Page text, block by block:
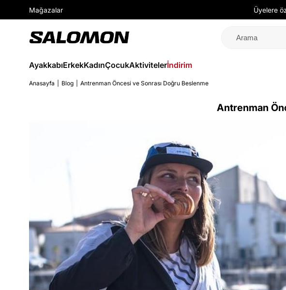
Mağazalar Üyelere
AyakkabıErkekKadınÇocukAktivitelerİndirim
Anasayfa Blog Antrenman Öncesi ve Sonrası Doğru Beslenme
Antrenman